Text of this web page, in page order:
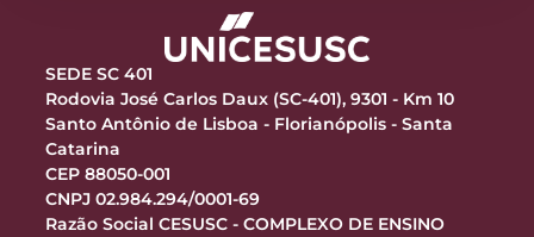
SEDE SC 401
Rodovia José Carlos Daux (SC-401), 9301 - Km 10
Santo Antônio de Lisboa - Florianópolis - Santa
Catarina
CEP 88050-001
CNPJ 02.984.294/0001-69
Razão Social CESUSC - COMPLEXO DE ENSINO